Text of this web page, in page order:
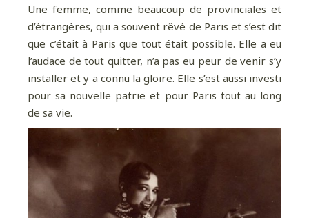
Une femme, comme beaucoup de provinciales et
d’étrangères, qui a souvent rêvé de Paris et s’est dit
que c’était à Paris que tout était possible. Elle a eu
l’audace de tout quitter, n’a pas eu peur de venir s’y
installer et y a connu la gloire. Elle s’est aussi investi
pour sa nouvelle patrie et pour Paris tout au long
de sa vie.